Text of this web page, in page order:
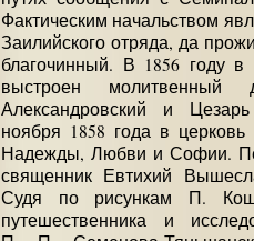
Фактическим начальством
Заилийского отряда, да
благочинный. В 1856 году
выстроен молитвенный
Александровский и
ноября 1858 года в
Надежды, Любви и Софии.
священник Евтихий
Судя по рисункам П.
путешественника и